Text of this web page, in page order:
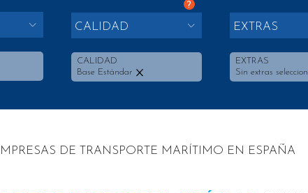
?
CALIDAD
CALIDAD
Base Estándar
EXTRAS
EXTRAS
Sin extras
DE TRANSPORTE MARÍTIMO EN ESPAÑA